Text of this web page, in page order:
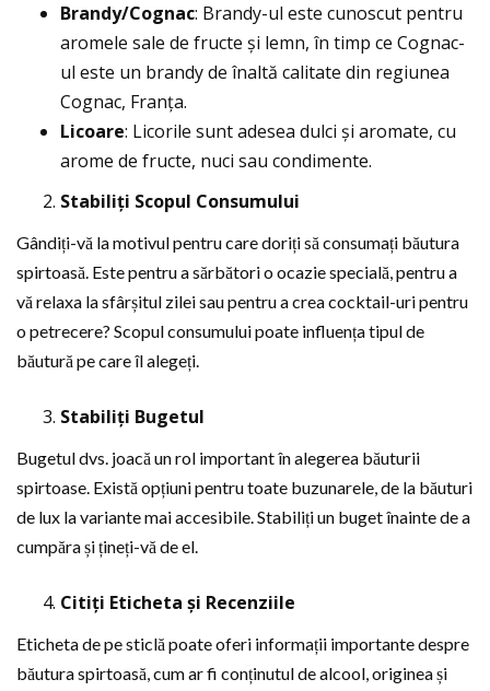
Brandy/Cognac: Brandy-ul este cunoscut pentru
aromele sale de fructe și lemn, în timp ce Cognac-
ul este un brandy de înaltă calitate din regiunea
Cognac, Franța.
Licoare: Licorile sunt adesea dulci și aromate, cu
arome de fructe, nuci sau condimente.
Stabiliți Scopul Consumului
Gândiți-vă la motivul pentru care doriți să consumați băutura
spirtoasă. Este pentru a sărbători o ocazie specială, pentru a
vă relaxa la sfârșitul zilei sau pentru a crea cocktail-uri pentru
o petrecere? Scopul consumului poate influența tipul de
băutură pe care îl alegeți.
Stabiliți Bugetul
Bugetul dvs. joacă un rol important în alegerea băuturii
spirtoase. Există opțiuni pentru toate buzunarele, de la băuturi
de lux la variante mai accesibile. Stabiliți un buget înainte de a
cumpăra și țineți-vă de el.
Citiți Eticheta și Recenziile
Eticheta de pe sticlă poate oferi informații importante despre
băutura spirtoasă, cum ar fi conținutul de alcool, originea și